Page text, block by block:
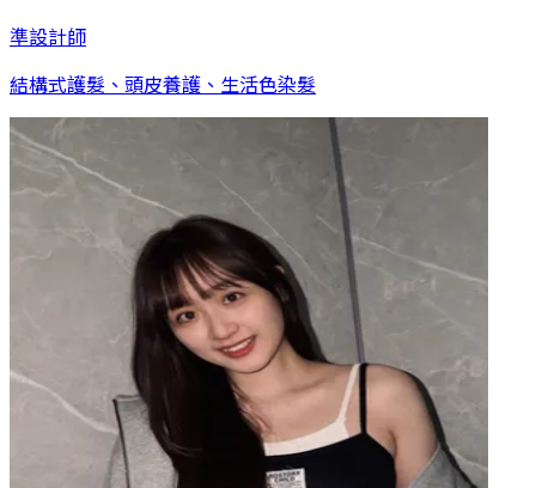
準設計師
結構式護髮、頭皮養護、生活色染髮